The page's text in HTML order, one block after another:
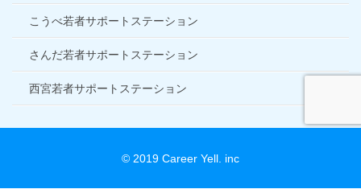
こうべ若者サポートステーション
さんだ若者サポートステーション
西宮若者サポートステーション
© 2019 Career Yell. inc